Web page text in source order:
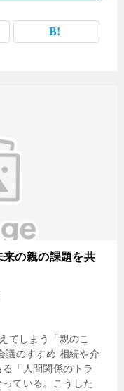
の親の課題を共
てしまう「親のこ
議のすすめ 相続や介
「人間関係のトラ
ている。こうした